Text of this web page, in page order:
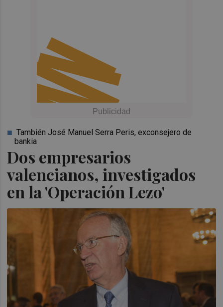
Dos empresarios
valencianos, investigados
en la 'Operación Lezo'
También José Manuel Serra Peris, exconsejero de
bankia